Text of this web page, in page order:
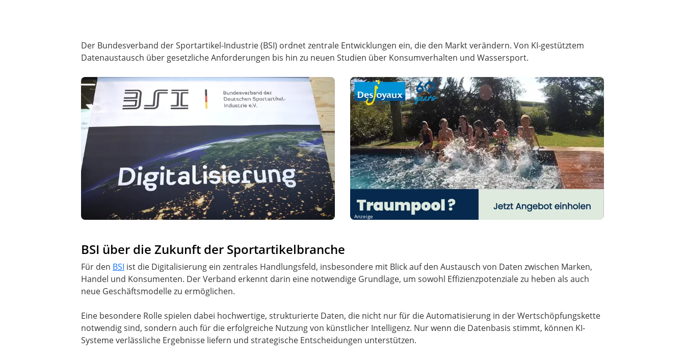
Der Bundesverband der Sportartikel-Industrie (BSI) ordnet zentrale Entwicklungen ein, die den Markt verändern. Von KI-gestütztem
Datenaustausch über gesetzliche Anforderungen bis hin zu neuen Studien über Konsumverhalten und Wassersport.
Anzeige
BSI über die Zukunft der Sportartikelbranche
Für den BSI ist die Digitalisierung ein zentrales Handlungsfeld, insbesondere mit Blick auf den Austausch von Daten zwischen Marken,
Handel und Konsumenten. Der Verband erkennt darin eine notwendige Grundlage, um sowohl Effizienzpotenziale zu heben als auch
neue Geschäftsmodelle zu ermöglichen.
Eine besondere Rolle spielen dabei hochwertige, strukturierte Daten, die nicht nur für die Automatisierung in der Wertschöpfungskette
notwendig sind, sondern auch für die erfolgreiche Nutzung von künstlicher Intelligenz. Nur wenn die Datenbasis stimmt, können KI-
Systeme verlässliche Ergebnisse liefern und strategische Entscheidungen unterstützen.